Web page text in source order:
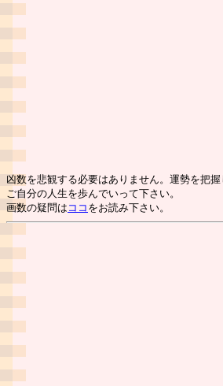
凶数を悲観する必要はありません。運勢を把
ご自分の人生を歩んでいって下さい。
画数の疑問は ココ をお読み下さい。